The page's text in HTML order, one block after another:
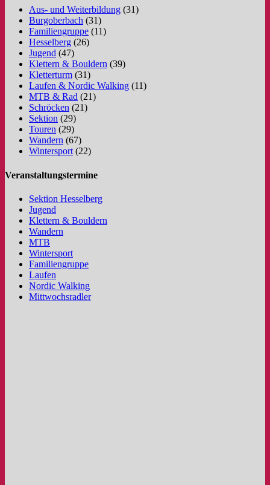
Aus- und Weiterbildung (31)
Burgoberbach (31)
Familiengruppe (11)
Hesselberg (26)
Jugend (47)
Klettern & Bouldern (39)
Kletterturm (31)
Laufen & Nordic Walking (11)
MTB & Rad (21)
Schröcken (21)
Sektion (29)
Touren (29)
Wandern (67)
Wintersport(22)
Veranstaltungstermine
Sektion Hesselberg
Jugend
Klettern & Bouldern
Wandern
MTB
Wintersport
Familiengruppe
Laufen
Nordic Walking
Mittwochsradler